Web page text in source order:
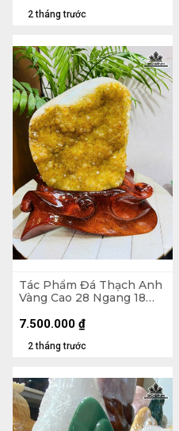
2 tháng trước
Tác Phẩm Đá Thạch Anh
Vàng Cao 28 Ngang 18
2 tháng trước
7.500.000 ₫